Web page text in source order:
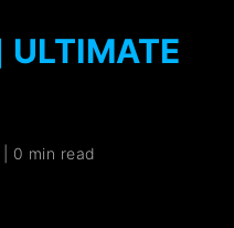
0 min read